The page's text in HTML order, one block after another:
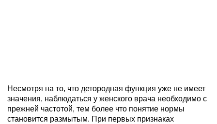
Несмотря на то, что детородная функция уже не имеет
значения, наблюдаться у женского врача необходимо с
прежней частотой, тем более что понятие нормы
становится размытым. При первых признаках